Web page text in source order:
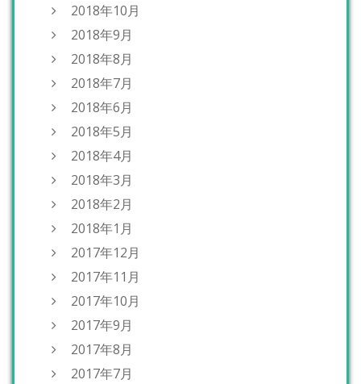
2018年10月
2018年9月
2018年8月
2018年7月
2018年6月
2018年5月
2018年4月
2018年3月
2018年2月
2018年1月
2017年12月
2017年11月
2017年10月
2017年9月
2017年8月
2017年7月